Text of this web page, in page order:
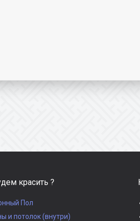
красить ?
Пол
и потолок (внутри)